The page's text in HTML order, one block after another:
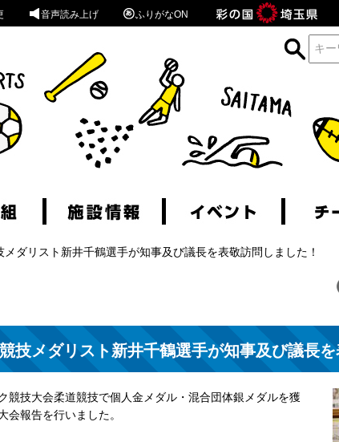
音声読み上げ ふりがなON
ダリスト新井千鶴選手が知事及び議長を表敬訪問しました！
技メダリスト新井千鶴選手が知事及び議長を
技大会柔道競技で個人金メダル・混合団体銀メダルを獲
報告を行いました。